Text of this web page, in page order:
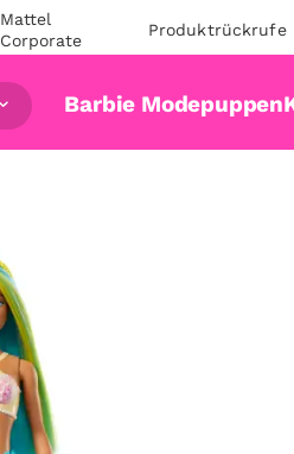
Mattel
Corporate
Produktrückrufe
Barbie Modepuppen